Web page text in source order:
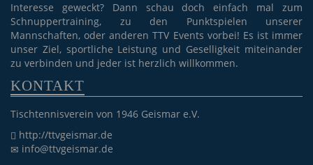
Interesse geweckt? Dann schau doch einfach mal zum
Schnuppertraining, zu den Punktspielen unserer
Mannschaften, oder anderen TTV Events vorbei! Es ist immer
unser Ziel, sportliche Leistung und Geselligkeit miteinander
zu verbinden und jeder ist herzlich willkommen.
KONTAKT
Tischtennisverein von 1946 Geismar e.V.
http://ttvgeismar.de
info@ttvgeismar.de